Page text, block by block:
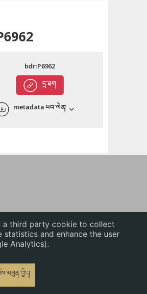
a third party cookie to collect
statistics and enhance the user
Analytics).
English
དྲ་ཐག
bdr:P6962
metadata ཕབ་ལེན།